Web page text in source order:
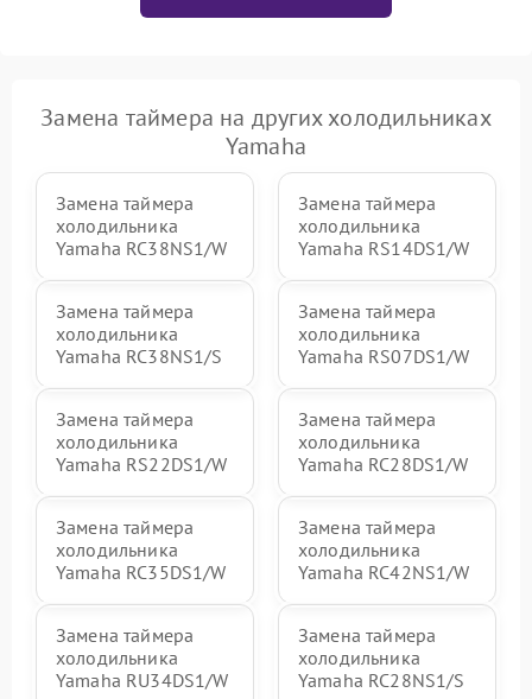
Замена таймера на других холодильниках
Yamaha
Замена таймера
холодильника
Yamaha RC38NS1/W
Замена таймера
холодильника
Yamaha RS14DS1/W
Замена таймера
холодильника
Yamaha RC38NS1/S
Замена таймера
холодильника
Yamaha RS07DS1/W
Замена таймера
холодильника
Yamaha RS22DS1/W
Замена таймера
холодильника
Yamaha RC28DS1/W
Замена таймера
холодильника
Yamaha RC35DS1/W
Замена таймера
холодильника
Yamaha RC42NS1/W
Замена таймера
холодильника
Yamaha RU34DS1/W
Замена таймера
холодильника
Yamaha RC28NS1/S